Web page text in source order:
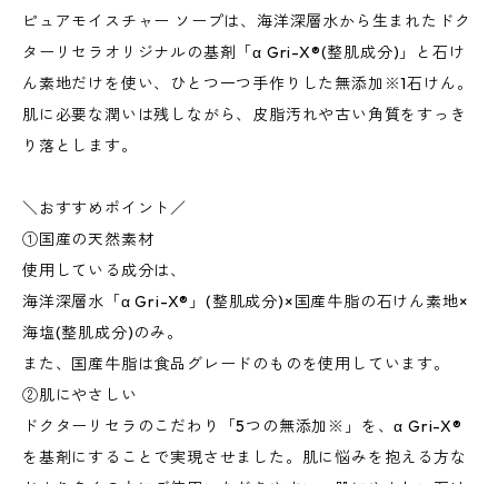
ピュアモイスチャー ソープは、海洋深層水から生まれたドク
ターリセラオリジナルの基剤「α Gri-X®︎(整肌成分)」と石け
ん素地だけを使い、ひとつ一つ手作りした無添加※1石けん。
肌に必要な潤いは残しながら、皮脂汚れや古い角質をすっき
り落とします。
＼おすすめポイント／
①国産の天然素材
使用している成分は、
海洋深層水「α Gri-X®︎」(整肌成分)×国産牛脂の石けん素地×
海塩(整肌成分)のみ。
また、国産牛脂は食品グレードのものを使用しています。
②肌にやさしい
ドクターリセラのこだわり「5つの無添加※」を、α Gri-X®︎
を基剤にすることで実現させました。肌に悩みを抱える方な